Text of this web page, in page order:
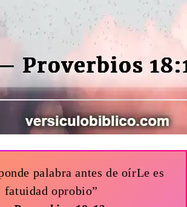
palabra antes de oírLe es
fatuidad oprobio”